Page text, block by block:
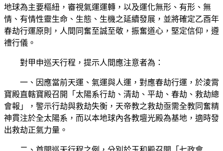
地球為主要樞紐，審視氣運運轉，以及運化無形、有形、無
情、有情性靈生命、生態、生機之延續發展，並將確定乙酉年
春劫行運原則，人間同奮至誠至敬，振奮道心，堅定信仰，遵
禮行儀。
對甲申巡天行程，提示人間應注意者為：
一、因應當前天運、氣運與人運，對應春劫行運，於淩霄
寶殿直轄寶殿召開「太陽系行劫、清劫、平劫、春劫、救劫總
會報」，警示行劫與救劫失衡，天帝教之救劫亟需全教同奮精
神貫注於全太陽系，而以本地球內各教壇光殿為基地，適時發
出救劫正氣力量。